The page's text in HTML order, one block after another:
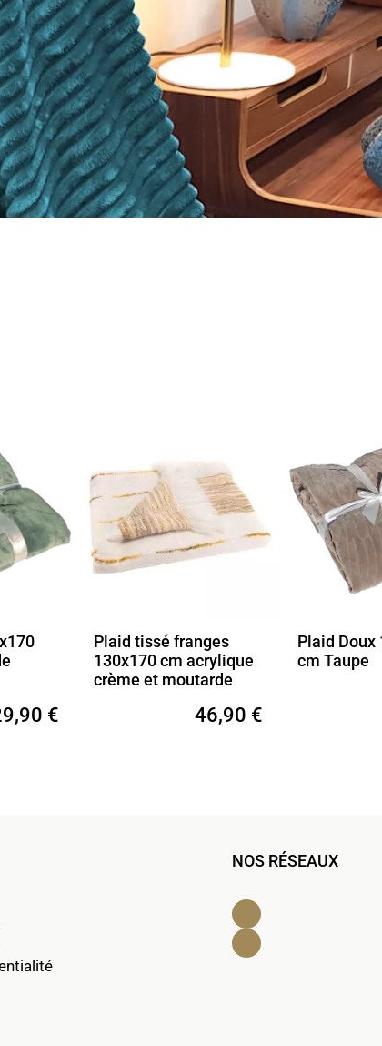
franges
acrylique
46,90 €
Plaid Doux 130x170
cm Taupe
29,90 €
Plaid
cm
NOS RÉSEAUX